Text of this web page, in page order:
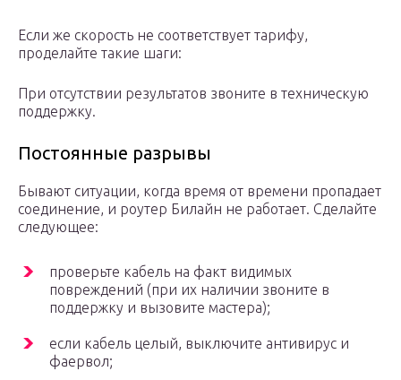
Если же скорость не соответствует тарифу,
проделайте такие шаги:
При отсутствии результатов звоните в техническую
поддержку.
Постоянные разрывы
Бывают ситуации, когда время от времени пропадает
соединение, и роутер Билайн не работает. Сделайте
следующее:
проверьте кабель на факт видимых
повреждений (при их наличии звоните в
поддержку и вызовите мастера);
если кабель целый, выключите антивирус и
фаервол;